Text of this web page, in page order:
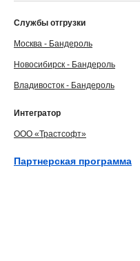
Службы отгрузки
Москва - Бандероль
Новосибирск - Бандероль
Владивосток - Бандероль
Интегратор
ООО «Трастсофт»
Партнерская программа